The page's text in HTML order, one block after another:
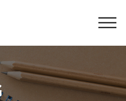
ショップ